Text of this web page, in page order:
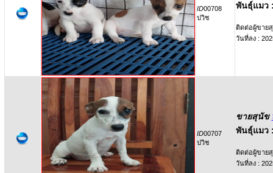
ID00708
ปวิช
พันธุ์แมว
ติดต่อผู้ขาย
วันที่ลง :
ID00707
ปวิช
ขายสุนัข
พันธุ์แมว
ติดต่อผู้ขาย
วันที่ลง :